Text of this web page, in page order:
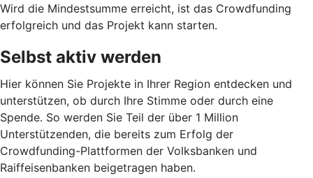
Wird die Mindestsumme erreicht, ist das Crowdfunding
erfolgreich und das Projekt kann starten.
Selbst aktiv werden
Hier können Sie Projekte in Ihrer Region entdecken und
unterstützen, ob durch Ihre Stimme oder durch eine
Spende. So werden Sie Teil der über 1 Million
Unterstützenden, die bereits zum Erfolg der
Crowdfunding-Plattformen der Volksbanken und
Raiffeisenbanken beigetragen haben.